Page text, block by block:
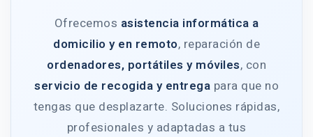
Ofrecemos asistencia informática a
domicilio y en remoto, reparación de
ordenadores, portátiles y móviles, con
servicio de recogida y entrega para que no
tengas que desplazarte. Soluciones rápidas,
profesionales y adaptadas a tus